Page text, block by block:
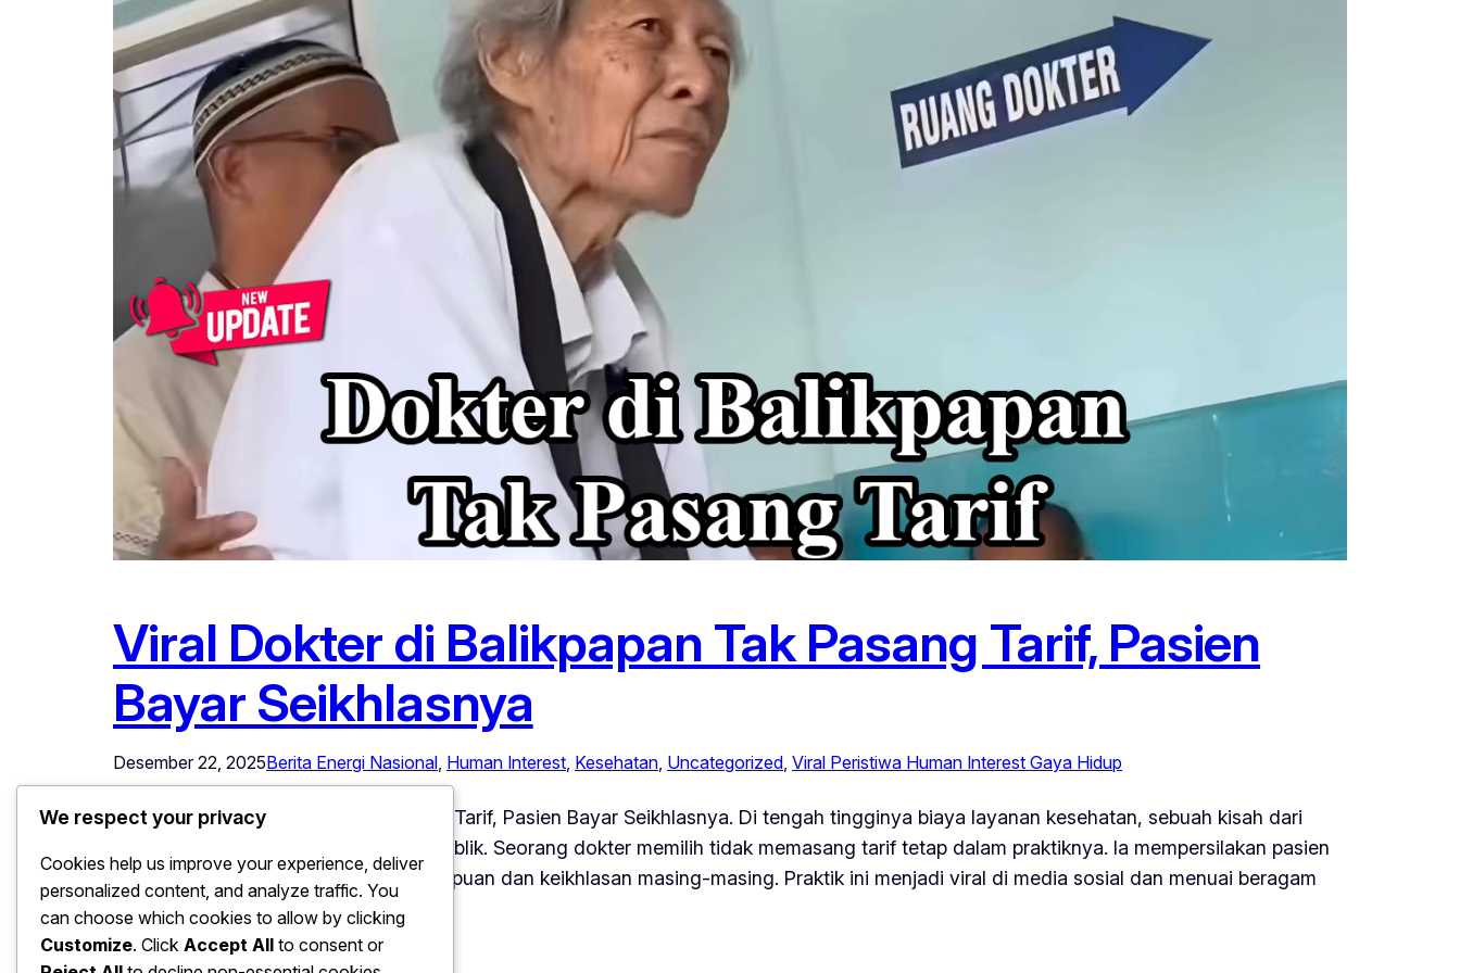
Viral Dokter di Balikpapan Tak Pasang Tarif, Pasien
Bayar Seikhlasnya
Desember 22, 2025Berita Energi Nasional, Human Interest, Kesehatan, Uncategorized, Viral Peristiwa Human Interest Gaya Hidup
Viral Dokter di Balikpapan Tak Pasang Tarif, Pasien Bayar Seikhlasnya. Di tengah tingginya biaya layanan kesehatan, sebuah kisah dari
Balikpapan justru menyita perhatian publik. Seorang dokter memilih tidak memasang tarif tetap dalam praktiknya. Ia mempersilakan pasien
membayar seikhlasnya, sesuai kemampuan dan keikhlasan masing-masing. Praktik ini menjadi viral di media sosial dan menuai beragam
respons positif…
We respect your privacy
Cookies help us improve your experience, deliver
personalized content, and analyze traffic. You
can choose which cookies to allow by clicking
Customize. Click Accept All to consent or